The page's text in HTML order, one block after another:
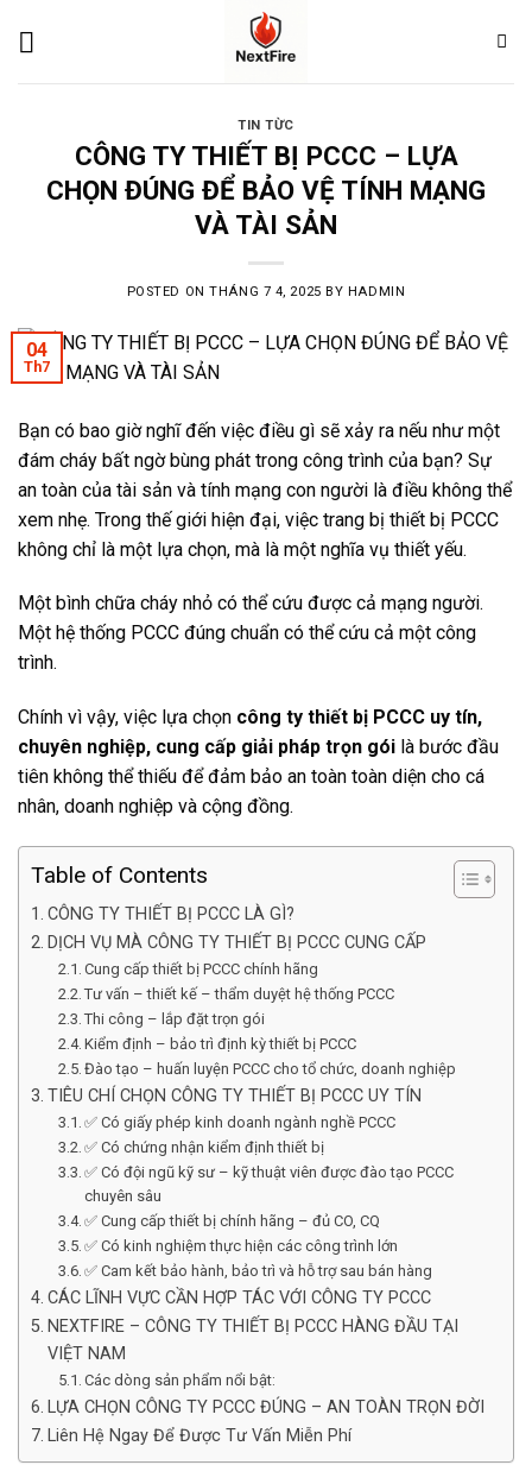
TIN TỪC
CÔNG TY THIẾT BỊ PCCC – LỰA
CHỌN ĐÚNG ĐỂ BẢO VỆ TÍNH MẠNG
VÀ TÀI SẢN
POSTED ONTHÁNG 7 4, 2025 BY HADMIN
04
Th7
Bạn có bao giờ nghĩ đến việc điều gì sẽ xảy ra nếu như một
đám cháy bất ngờ bùng phát trong công trình của bạn? Sự
an toàn của tài sản và tính mạng con người là điều không thể
xem nhẹ. Trong thế giới hiện đại, việc trang bị thiết bị PCCC
không chỉ là một lựa chọn, mà là một nghĩa vụ thiết yếu.
Một bình chữa cháy nhỏ có thể cứu được cả mạng người.
Một hệ thống PCCC đúng chuẩn có thể cứu cả một công
trình.
Chính vì vậy, việc lựa chọn công ty thiết bị PCCC uy tín,
chuyên nghiệp, cung cấp giải pháp trọn gói là bước đầu
tiên không thể thiếu để đảm bảo an toàn toàn diện cho cá
nhân, doanh nghiệp và cộng đồng.
Table of Contents
CÔNG TY THIẾT BỊ PCCC LÀ GÌ?
DỊCH VỤ MÀ CÔNG TY THIẾT BỊ PCCC CUNG CẤP
Cung cấp thiết bị PCCC chính hãng
Tư vấn – thiết kế – thẩm duyệt hệ thống PCCC
Thi công – lắp đặt trọn gói
Kiểm định – bảo trì định kỳ thiết bị PCCC
Đào tạo – huấn luyện PCCC cho tổ chức, doanh nghiệp
TIÊU CHÍ CHỌN CÔNG TY THIẾT BỊ PCCC UY TÍN
✅ Có giấy phép kinh doanh ngành nghề PCCC
✅ Có chứng nhận kiểm định thiết bị
✅ Có đội ngũ kỹ sư – kỹ thuật viên được đào tạo PCCC
chuyên sâu
✅ Cung cấp thiết bị chính hãng – đủ CO, CQ
✅ Có kinh nghiệm thực hiện các công trình lớn
✅ Cam kết bảo hành, bảo trì và hỗ trợ sau bán hàng
CÁC LĨNH VỰC CẦN HỢP TÁC VỚI CÔNG TY PCCC
NEXTFIRE – CÔNG TY THIẾT BỊ PCCC HÀNG ĐẦU TẠI
VIỆT NAM
Các dòng sản phẩm nổi bật:
LỰA CHỌN CÔNG TY PCCC ĐÚNG – AN TOÀN TRỌN ĐỜI
Liên Hệ Ngay Để Được Tư Vấn Miễn Phí